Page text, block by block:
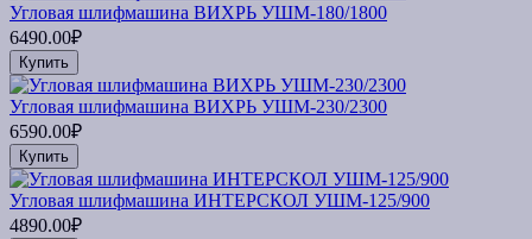
Угловая шлифмашина ВИХРЬ УШМ-180/1800
6490.00₽
Купить
Угловая шлифмашина ВИХРЬ УШМ-230/2300
6590.00₽
Купить
Угловая шлифмашина ИНТЕРСКОЛ УШМ-125/900
4890.00₽